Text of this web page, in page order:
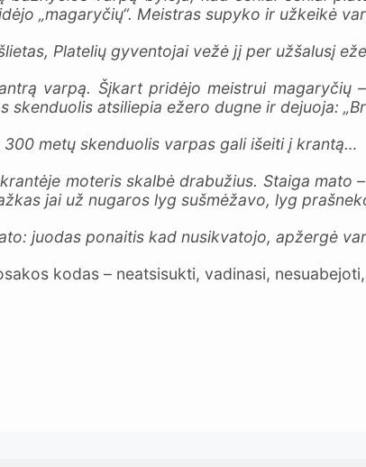
„magaryčių“. Meistras supyko ir užkeikė
Platelių gyventojai vežė jį per užšalusį
varpą. Šįkart pridėjo meistrui
skenduolis atsiliepia ežero dugne ir dejuoja:
300 metų skenduolis varpas gali išeiti į krantą…
moteris skalbė drabužius. Staiga
jai už nugaros lyg sušmėžavo, lyg
juodas ponaitis kad nusikvatojo, apžergė
kodas – neatsisukti, vadinasi,